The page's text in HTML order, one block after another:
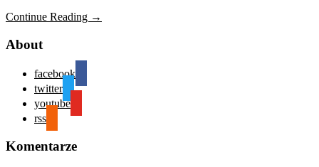
Continue Reading →
About
facebook
twitter
youtube
rss
Komentarze